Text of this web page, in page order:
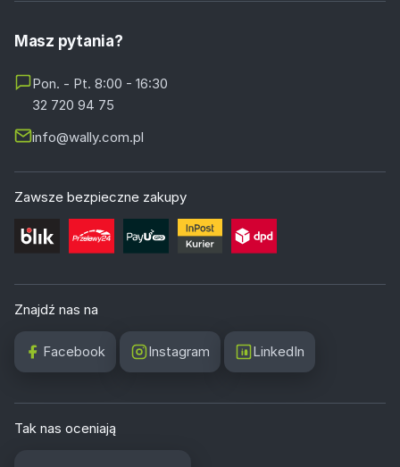
Masz pytania?
Pon. - Pt. 8:00 - 16:30
32 720 94 75
info@wally.com.pl
Zawsze bezpieczne zakupy
Znajdź nas na
Facebook Instagram LinkedIn
Tak nas oceniają